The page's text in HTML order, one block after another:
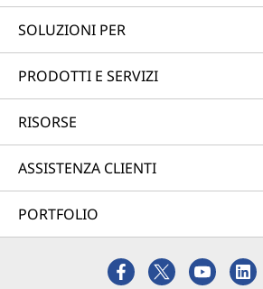
attuale alla destinazione
migrazione dei dati e la
Maggiori informazioni
Servizi gestiti
Lenovo Managed Services aiuta
a ottenere migliori prestazioni,
ridotti e totale tranquillità. Grazie
SOLUZIONI PER
PRODOTTI E SERVIZI
RISORSE
ASSISTENZA CLIENTI
PORTFOLIO